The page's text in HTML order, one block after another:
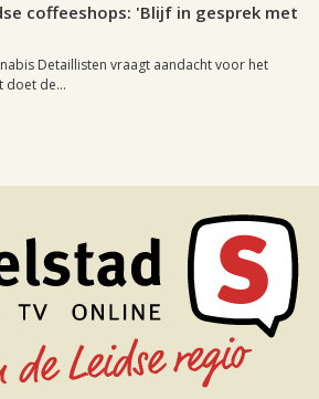
coffeeshops: 'Blijf in gesprek met
Detaillisten vraagt aandacht voor het
doet de...